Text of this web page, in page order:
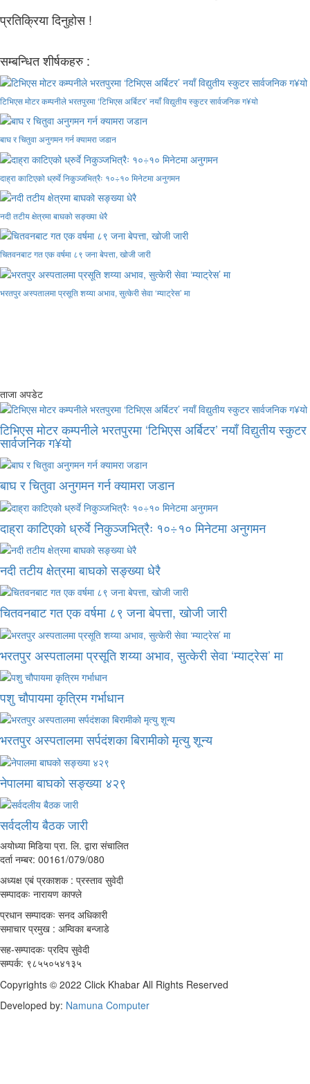
प्रतिक्रिया दिनुहोस !
सम्बन्धित शीर्षकहरु :
टिभिएस मोटर कम्पनीले भरतपुरमा ‘टिभिएस अर्बिटर’ नयाँ विद्युतीय स्कुटर सार्वजनिक ग¥यो
बाघ र चितुवा अनुगमन गर्न क्यामरा जडान
दाह्रा काटिएको ध्रुर्वे निकुञ्जभित्रैः १०÷१० मिनेटमा अनुगमन
नदी तटीय क्षेत्रमा बाघको सङ्ख्या धेरै
चितवनबाट गत एक वर्षमा ८९ जना बेपत्ता, खोजी जारी
भरतपुर अस्पतालमा प्रसूति शय्या अभाव, सुत्केरी सेवा ‘म्याट्रेस’ मा
ताजा अपडेट
टिभिएस मोटर कम्पनीले भरतपुरमा ‘टिभिएस अर्बिटर’ नयाँ विद्युतीय स्कुटर
सार्वजनिक ग¥यो
बाघ र चितुवा अनुगमन गर्न क्यामरा जडान
दाह्रा काटिएको ध्रुर्वे निकुञ्जभित्रैः १०÷१० मिनेटमा अनुगमन
नदी तटीय क्षेत्रमा बाघको सङ्ख्या धेरै
चितवनबाट गत एक वर्षमा ८९ जना बेपत्ता, खोजी जारी
भरतपुर अस्पतालमा प्रसूति शय्या अभाव, सुत्केरी सेवा ‘म्याट्रेस’ मा
पशु चौपायमा कृत्रिम गर्भाधान
भरतपुर अस्पतालमा सर्पदंशका बिरामीको मृत्यु शून्य
नेपालमा बाघको सङ्ख्या ४२९
सर्वदलीय बैठक जारी
अयोध्या मिडिया प्रा. लि. द्वारा संचालित
दर्ता नम्बर: 00161/079/080
अध्यक्ष एबं प्रकाशक : प्रस्ताव सुवेदी
सम्पादकः नारायण काफ्ले
प्रधान सम्पादकः सनद अधिकारी
समाचार प्रमुख : अम्विका बन्जाडे
सह-सम्पादकः प्रदिप सुवेदी
सम्पर्क: ९८५५०५४१३५
Copyrights © 2022 Click Khabar All Rights Reserved
Developed by: Namuna Computer